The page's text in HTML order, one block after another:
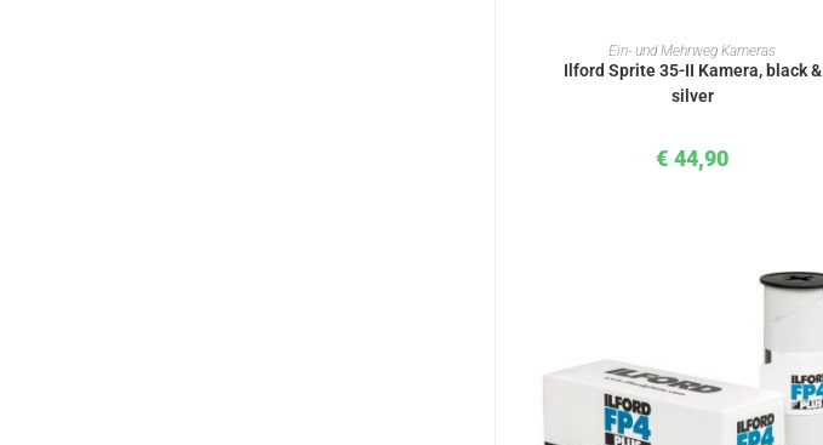
IN DEN WARENKORB
Ein- und Mehrweg Kameras
Ilford Sprite 35-II Kamera, black &
silver
€ 44,90